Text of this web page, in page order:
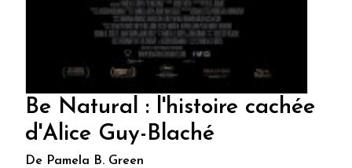
Be Natural : l'histoire cachée
d'Alice Guy-Blaché
De Pamela B. Green